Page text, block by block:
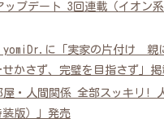
ップデート 3回連載（イオン
yomiDr.に「実家の片付け 親
かさず、完璧を目指さず」掲
屋・人間関係 全部スッキリ!
版）」発売